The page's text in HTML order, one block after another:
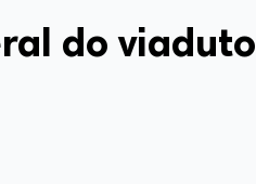
do viaduto